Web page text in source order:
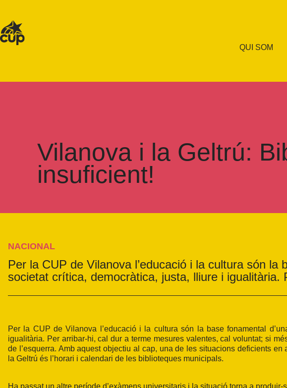
QUI SOM
Vilanova i la Geltrú:
insuficient!
NACIONAL
Per la CUP de Vilanova l’educació i la cultura són la
societat crítica, democràtica, justa, lliure i
Per la CUP de Vilanova l’educació i la cultura són la base fonamental
igualitària. Per arribar-hi, cal dur a terme mesures valentes, cal voluntat; si
de l’esquerra. Amb aquest objectiu al cap, una de les situacions deficients
la Geltrú és l’horari i calendari de les biblioteques municipals.
Ha passat un altre període d’exàmens universitaris i la situació torna a produir-